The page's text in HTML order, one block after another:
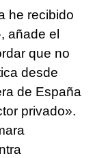
he recibido
añade el
que no
desde
de España
privado».